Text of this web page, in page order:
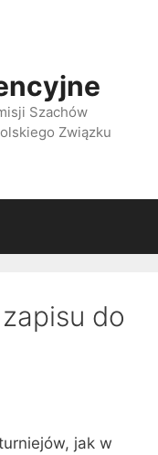
Szachów
Związku
do
jak w